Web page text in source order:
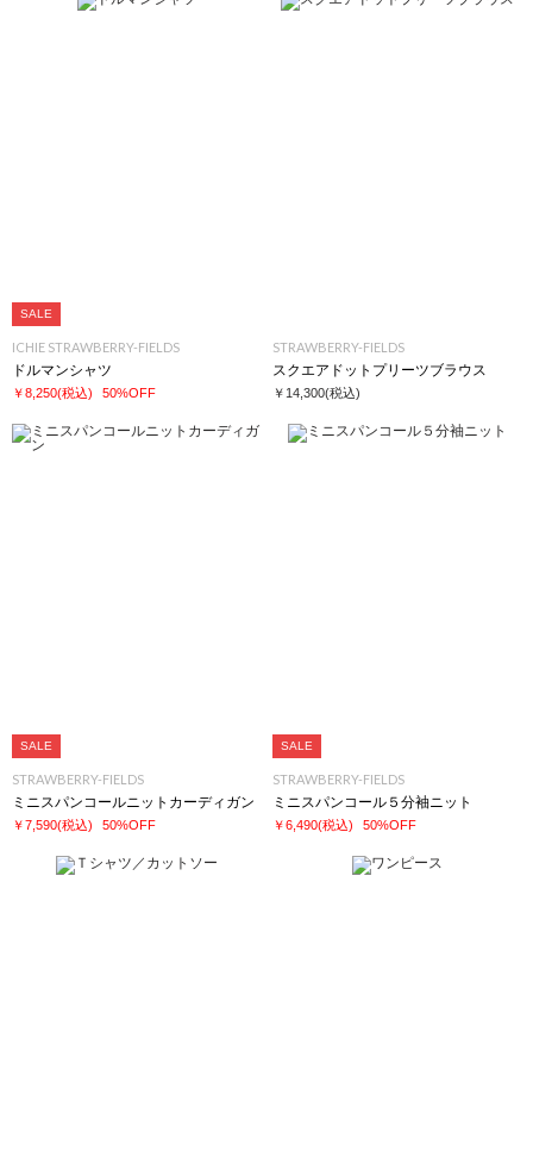
SALE
ICHIE STRAWBERRY-FIELDS
ドルマンシャツ
￥8,250(税込) 50%OFF
STRAWBERRY-FIELDS
スクエアドットプリーツブラウス
￥14,300(税込)
SALE
STRAWBERRY-FIELDS
ミニスパンコールニットカーディガン
￥7,590(税込) 50%OFF
SALE
STRAWBERRY-FIELDS
ミニスパンコール５分袖ニット
￥6,490(税込) 50%OFF